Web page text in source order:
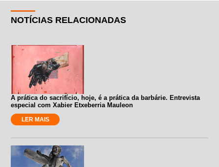
NOTÍCIAS RELACIONADAS
A prática do sacrifício, hoje, é a prática da barbárie. Entrevista
especial com Xabier Etxeberria Mauleon
LER MAIS